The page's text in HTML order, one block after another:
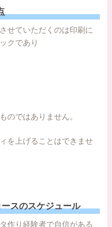
せていただくのは印刷に
クであり
のではありません。
を上げることはできませ
スのスケジュール
作り経験者で自信がある